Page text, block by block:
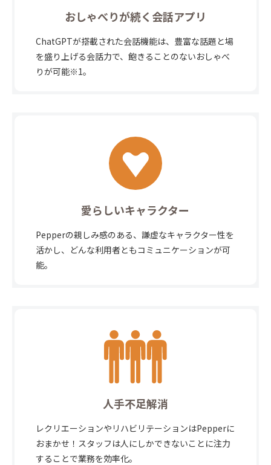
おしゃべりが続く会話アプリ
ChatGPTが搭載された会話機能は、豊富な話題と場
を盛り上げる会話力で、飽きることのないおしゃべ
りが可能※1。
愛らしいキャラクター
Pepperの親しみ感のある、謙虚なキャラクター性を
活かし、どんな利用者ともコミュニケーションが可
能。
人手不足解消
レクリエーションやリハビリテーションはPepperに
おまかせ！スタッフは人にしかできないことに注力
することで業務を効率化。